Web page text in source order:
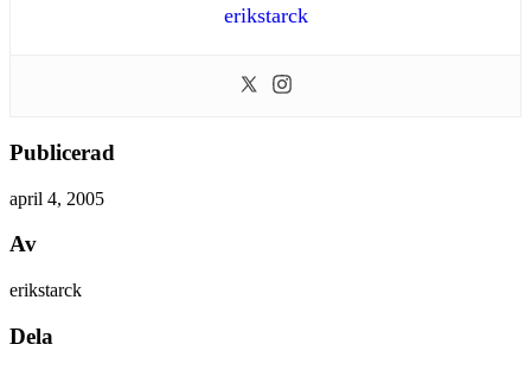
erikstarck
Publicerad
april 4, 2005
Av
erikstarck
Dela